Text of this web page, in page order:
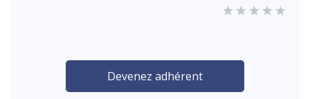
Devenez adhérent